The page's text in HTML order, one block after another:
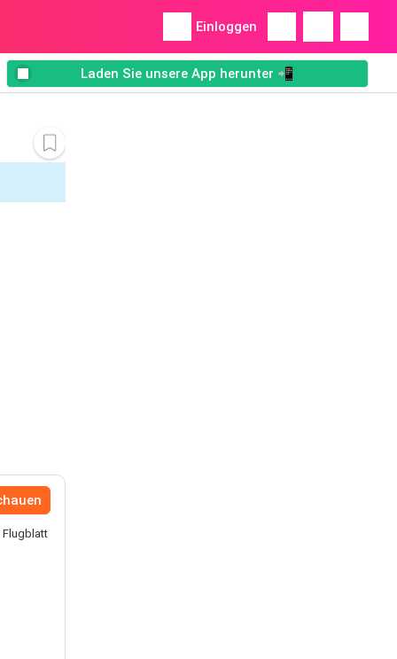
Einloggen
Laden Sie unsere App herunter 📲
Flugblatt